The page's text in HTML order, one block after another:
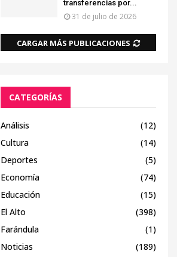
transferencias por...
31 de julio de 2026
CARGAR MÁS PUBLICACIONES
CATEGORÍAS
Análisis
(12)
Cultura
(14)
Deportes
(5)
Economía
(74)
Educación
(15)
El Alto
(398)
Farándula
(1)
Noticias
(189)